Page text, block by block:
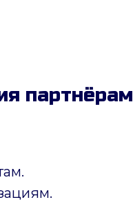
партнёрам